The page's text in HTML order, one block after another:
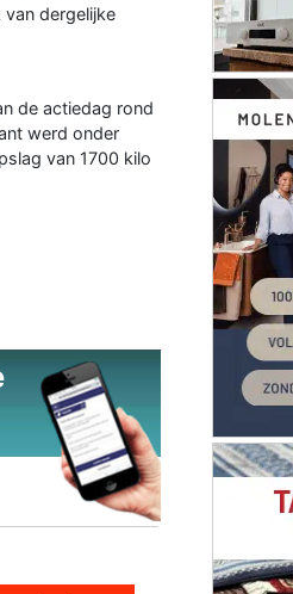
dergelijke
de actiedag rond
werd onder
van 1700 kilo